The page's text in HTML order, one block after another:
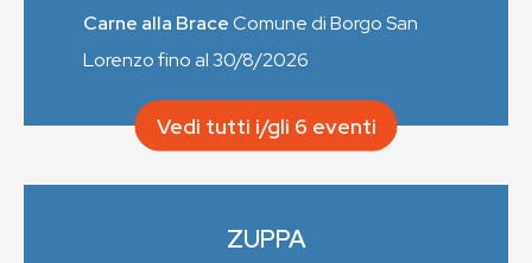
Carne alla BraceComune di Borgo San
Lorenzo fino al 30/8/2026
Vedi tutti i/gli 6 eventi
ZUPPA